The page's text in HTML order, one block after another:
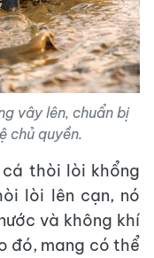
vây lên, chuẩn bị
chủ quyền.
thòi lòi khổng
lòi lên cạn, nó
và không khí
đó, mang có thể